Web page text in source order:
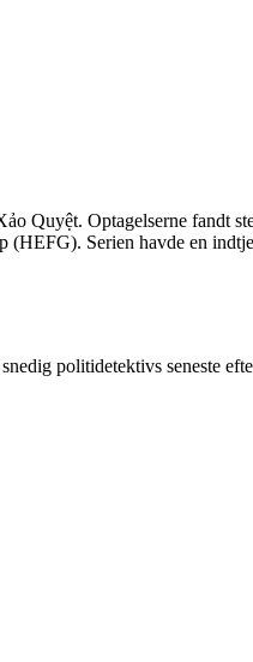
Quyệt. Optagelserne fandt
Serien havde en
politidetektivs seneste